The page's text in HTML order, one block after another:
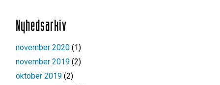
Nyhedsarkiv
november 2020 (1)
november 2019 (2)
oktober 2019 (2)